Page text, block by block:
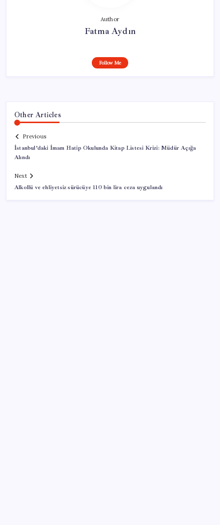
Author
Fatma Aydın
Follow Me
Other Articles
Previous
İstanbul’daki İmam Hatip Okulunda Kitap Listesi Krizi: Müdür Açığa
Alındı
Next
Alkollü ve ehliyetsiz sürücüye 110 bin lira ceza uygulandı